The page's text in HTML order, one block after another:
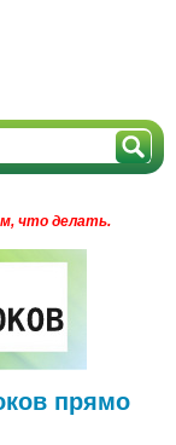
что делать.
прямо